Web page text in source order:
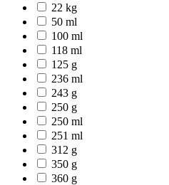
22 kg
50 ml
100 ml
118 ml
125 g
236 ml
243 g
250 g
250 ml
251 ml
312 g
350 g
360 g